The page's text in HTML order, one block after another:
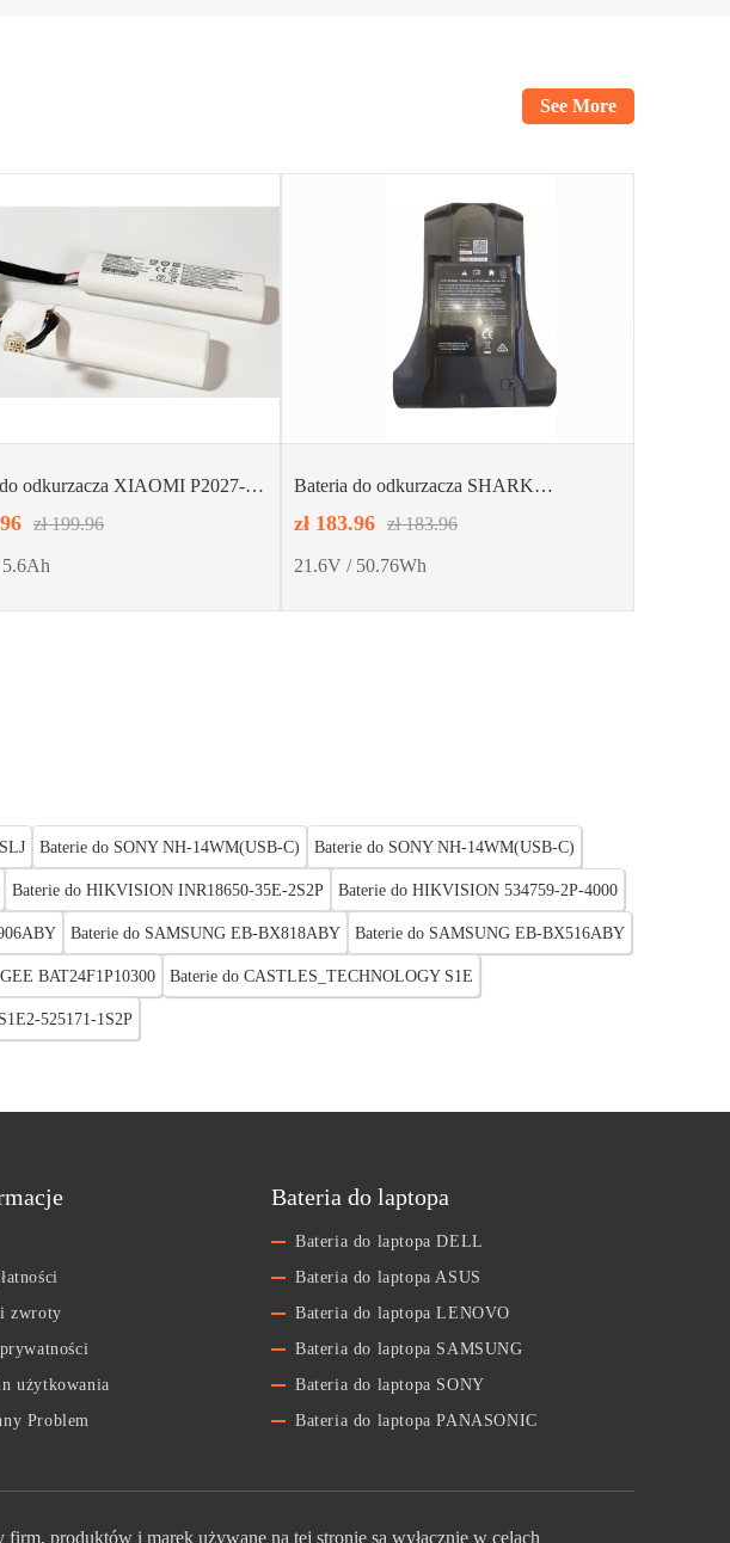
See More
odkurzacza XIAOMI P2027-
zł 199.96
Bateria do odkurzacza SHARK
zł 183.96 zł 183.96
21.6V / 50.76Wh
Baterie do SONY NH-14WM(USB-C) Baterie do SONY NH-14WM(USB-C)
Baterie do HIKVISION INR18650-35E-2S2P Baterie do HIKVISION 534759-2P-4000
Baterie do SAMSUNG EB-BX818ABY Baterie do SAMSUNG EB-BX516ABY
BAT24F1P10300 Baterie do CASTLES_TECHNOLOGY S1E
525171-1S2P
i zwroty
użytkowania
Problem
Bateria do laptopa
Bateria do laptopa DELL
Bateria do laptopa ASUS
Bateria do laptopa LENOVO
Bateria do laptopa SAMSUNG
Bateria do laptopa SONY
Bateria do laptopa PANASONIC
produktów i marek używane na tej stronie są wyłącznie w celach